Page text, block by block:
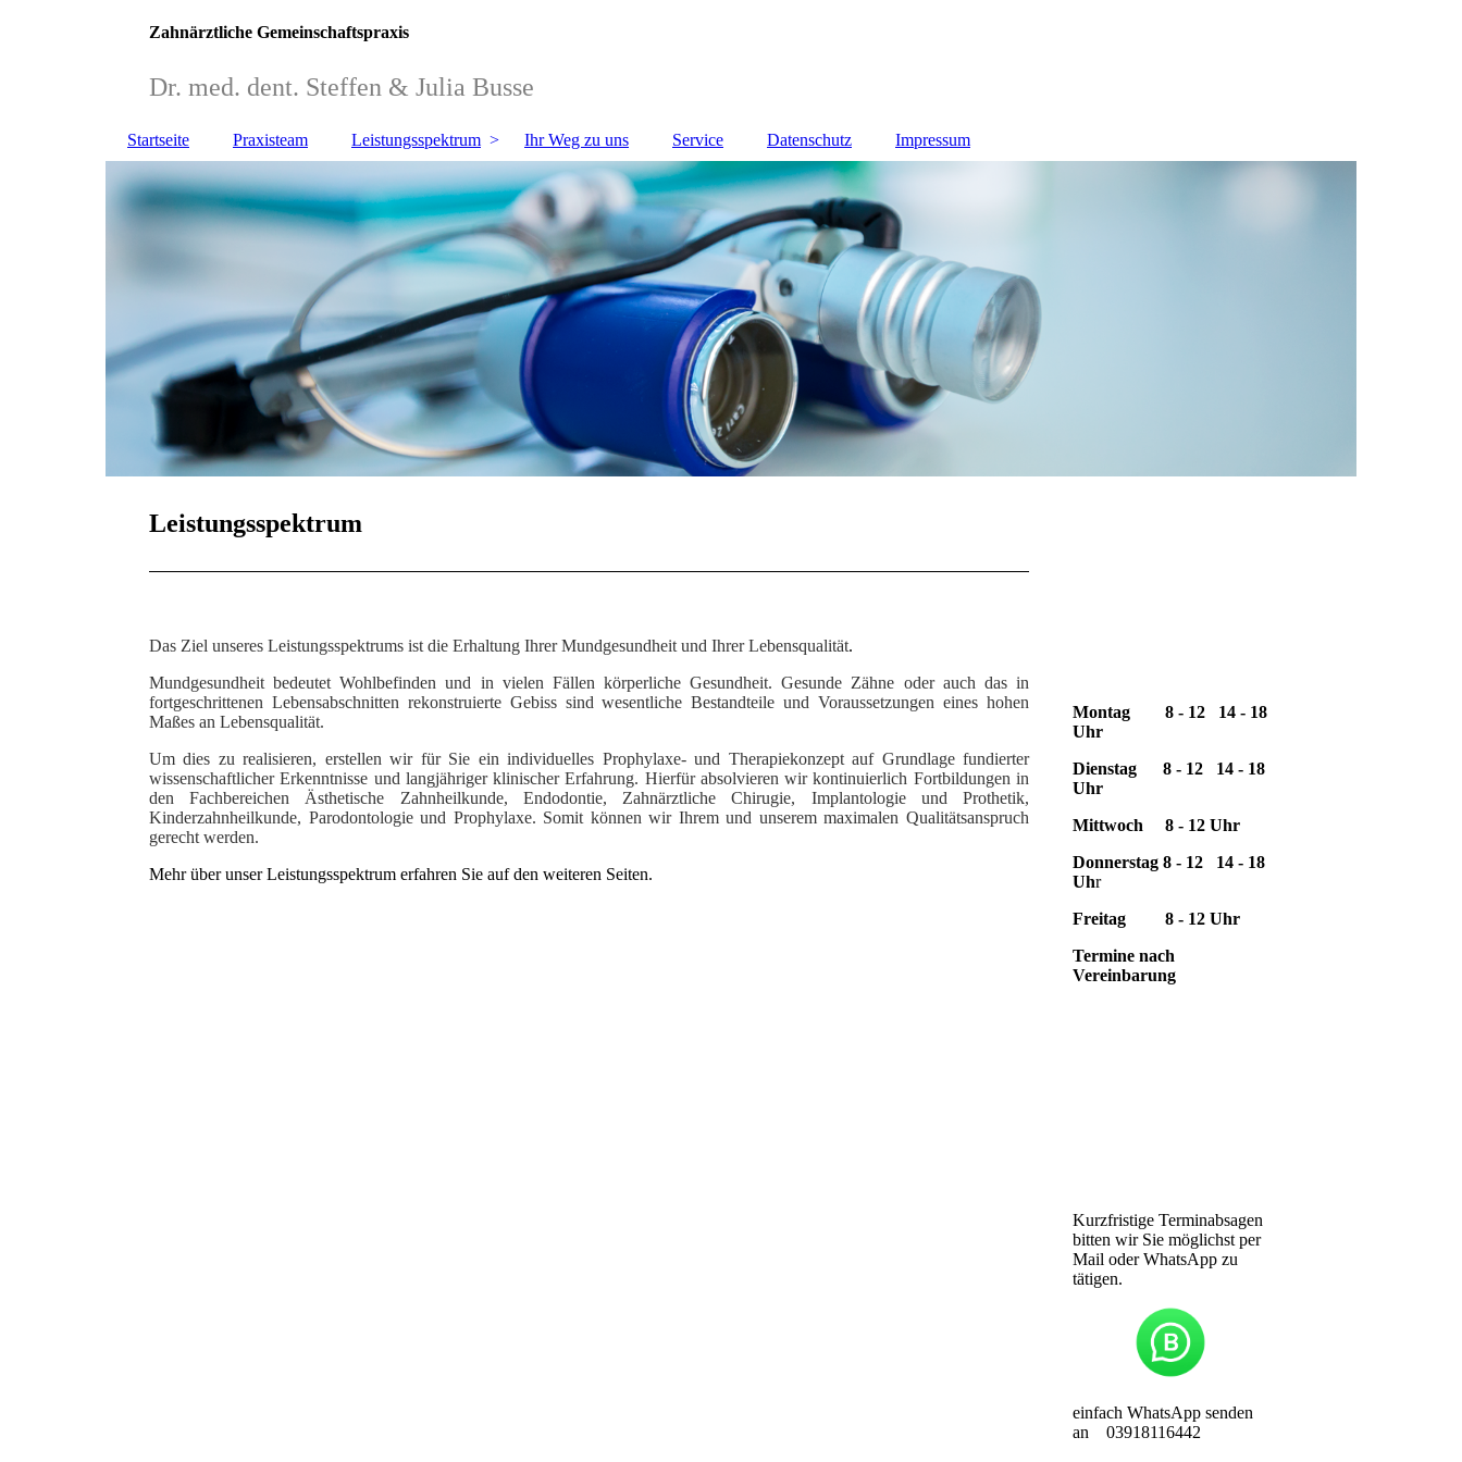
Zahnärztliche Gemeinschaftspraxis
Dr. med. dent. Steffen & Julia Busse
Startseite Praxisteam Leistungsspektrum Ihr Weg zu uns Service Datenschutz Impressum
Leistungsspektrum
Das Ziel unseres Leistungsspektrums ist die Erhaltung Ihrer Mundgesundheit und Ihrer Lebensqualität.
Mundgesundheit bedeutet Wohlbefinden und in vielen Fällen körperliche Gesundheit. Gesunde Zähne oder auch das in
fortgeschrittenen Lebensabschnitten rekonstruierte Gebiss sind wesentliche Bestandteile und Voraussetzungen eines hohen
Maßes an Lebensqualität.
Um dies zu realisieren, erstellen wir für Sie ein individuelles Prophylaxe- und Therapiekonzept auf Grundlage fundierter
wissenschaftlicher Erkenntnisse und langjähriger klinischer Erfahrung. Hierfür absolvieren wir kontinuierlich Fortbildungen in
den Fachbereichen Ästhetische Zahnheilkunde, Endodontie, Zahnärztliche Chirugie, Implantologie und Prothetik,
Kinderzahnheilkunde, Parodontologie und Prophylaxe. Somit können wir Ihrem und unserem maximalen Qualitätsanspruch
gerecht werden.
Mehr über unser Leistungsspektrum erfahren Sie auf den weiteren Seiten.
Montag 8 - 12 14 - 18
Uhr
Dienstag
8 - 12 14 - 18
Uhr
Mittwoch
8 - 12 Uhr
Donnerstag 8 - 12 14 - 18
Uhr
Freitag
8 - 12 Uhr
Termine nach
Vereinbarung
Kurzfristige Terminabsagen
bitten wir Sie möglichst per
Mail oder WhatsApp zu
tätigen.
einfach WhatsApp senden
an 03918116442